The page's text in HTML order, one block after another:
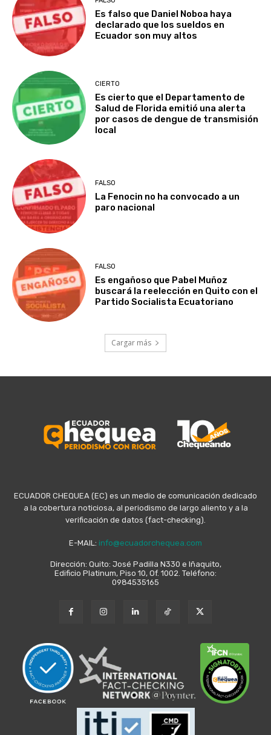
Es falso que Daniel Noboa haya
declarado que los sueldos en
Ecuador son muy altos
CIERTO
Es cierto que el Departamento de
Salud de Florida emitió una alerta
por casos de dengue de transmisión
local
FALSO
La Fenocin no ha convocado a un
paro nacional
FALSO
Es engañoso que Pabel Muñoz
buscará la reelección en Quito con el
Partido Socialista Ecuatoriano
Cargar más
ECUADOR CHEQUEA (EC) es un medio de comunicación dedicado
a la cobertura noticiosa, al periodismo de largo aliento y a la
verificación de datos (fact-checking).
E-MAIL: info@ecuadorchequea.com
Dirección: Quito: José Padilla N330 e Iñaquito,
Edificio Platinum, Piso 10, Of. 1002. Teléfono:
0984535165